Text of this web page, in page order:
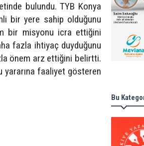
bulundu. TYB Konya
bir yere sahip olduğunu
bir misyonu icra ettiğini
fazla ihtiyaç duyduğunu
önem arz ettiğini belirtti.
yararına faaliyet gösteren
Bu